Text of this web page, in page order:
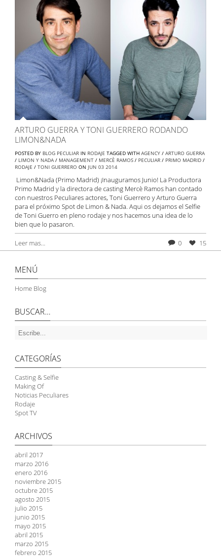
ARTURO GUERRA Y TONI GUERRERO RODANDO
LIMON&NADA
POSTED BY BLOG PECULIAR IN RODAJE TAGGED WITH AGENCY / ARTURO GUERRA
/ LIMON Y NADA / MANAGEMENT / MERCÈ RAMOS / PECULIAR / PRIMO MADRID /
RODAJE / TONI GUERRERO ON JUN 03 2014
Limon&Nada (Primo Madrid) ¡Inauguramos Junio! La Productora
Primo Madrid y la directora de casting Mercè Ramos han contado
con nuestros Peculiares actores, Toni Guerrero y Arturo Guerra
para el próximo Spot de Limon & Nada. Aqui os dejamos el Selfie
de Toni Guerro en pleno rodaje y nos hacemos una idea de lo
bien que lo pasaron.
Leer mas... 0 15
MENÚ
Home Blog
BUSCAR…
CATEGORÍAS
Casting & Selfie
Making Of
Noticias Peculiares
Rodaje
Spot TV
ARCHIVOS
abril 2017
marzo 2016
enero 2016
noviembre 2015
octubre 2015
agosto 2015
julio 2015
junio 2015
mayo 2015
abril 2015
marzo 2015
febrero 2015